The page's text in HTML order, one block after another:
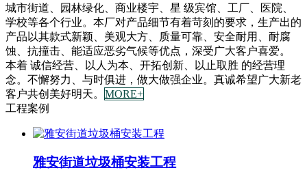
城市街道、园林绿化、商业楼宇、星 级宾馆、工厂、医院、
学校等各个行业。本厂对产品细节有着苛刻的要求，生产出的
产品以其款式新颖、美观大方、质量可靠、安全耐用、耐腐
蚀、抗撞击、能适应恶劣气候等优点，深受广大客户喜爱。
本着 诚信经营、以人为本、开拓创新、以止取胜 的经营理
念。不懈努力、与时俱进，做大做强企业。真诚希望广大新老
客户共创美好明天。 MORE+
工程案例
雅安街道垃圾桶安装工程